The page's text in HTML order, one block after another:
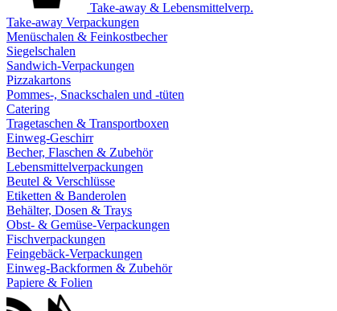
Take-away & Lebensmittelverp.
Take-away Verpackungen
Menüschalen & Feinkostbecher
Siegelschalen
Sandwich-Verpackungen
Pizzakartons
Pommes-, Snackschalen und -tüten
Catering
Tragetaschen & Transportboxen
Einweg-Geschirr
Becher, Flaschen & Zubehör
Lebensmittelverpackungen
Beutel & Verschlüsse
Etiketten & Banderolen
Behälter, Dosen & Trays
Obst- & Gemüse-Verpackungen
Fischverpackungen
Feingebäck-Verpackungen
Einweg-Backformen & Zubehör
Papiere & Folien